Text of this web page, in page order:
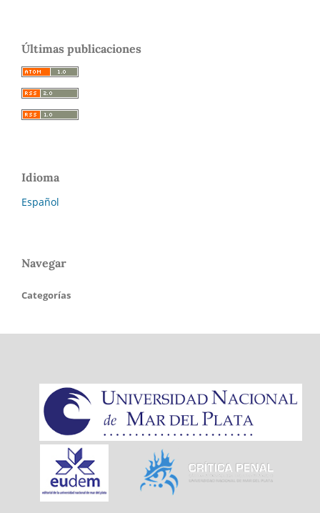
Últimas publicaciones
Idioma
Español
Navegar
Categorías